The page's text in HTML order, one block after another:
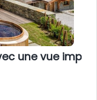
une vue